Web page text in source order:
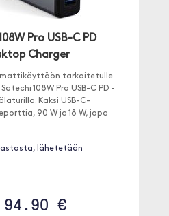
Pro USB-C PD
Charger
tarkoitetulle
108W Pro USB-C PD -
Kaksi USB-C-
90 W ja 18 W, jopa
lähetetään
94.90 €